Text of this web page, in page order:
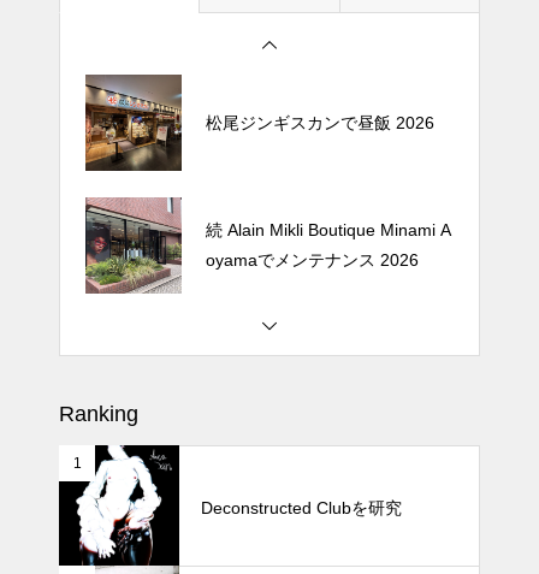
プ 2026
松尾ジンギスカンで昼飯 2026
続 Alain Mikli Boutique Minami A
oyamaでメンテナンス 2026
Crepe de Girafeで毎度のクレー
Ranking
1
Deconstructed Clubを研究